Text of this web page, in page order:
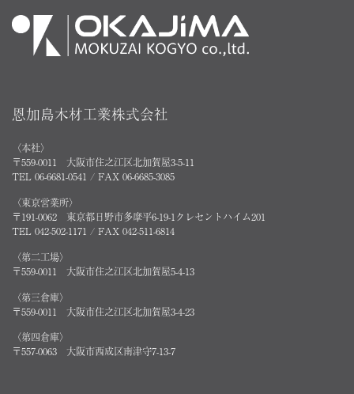
恩加島木材工業株式会社
〈本社〉
〒559-0011 大阪市住之江区北加賀屋3-5-11
TEL 06-6681-0541 / FAX 06-6685-3085
〈東京営業所〉
〒191-0062 東京都日野市多摩平6-19-1クレセントハイム201
TEL 042-502-1171 / FAX 042-511-6814
〈第二工場〉
〒559-0011 大阪市住之江区北加賀屋5-4-13
〈第三倉庫〉
〒559-0011 大阪市住之江区北加賀屋3-4-23
〈第四倉庫〉
〒557-0063 大阪市西成区南津守7-13-7